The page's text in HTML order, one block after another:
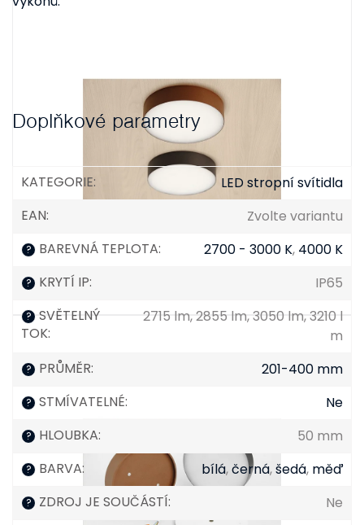
Doplňkové parametry
KATEGORIE:
LED stropní svítidla
EAN: Zvolte variantu
? BAREVNÁ TEPLOTA: 2700 - 3000 K, 4000 K
? KRYTÍ IP: IP65
? SVĚTELNÝ
TOK:
2715 lm, 2855 lm, 3050 lm, 3210 l
m
? PRŮMĚR: 201-400 mm
? STMÍVATELNÉ: Ne
? HLOUBKA: 50 mm
? BARVA: bílá,černá,šedá, měď
? ZDROJ JE SOUČÁSTÍ: Ne